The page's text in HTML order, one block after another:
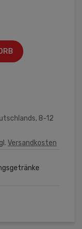
8-12
Versandkosten